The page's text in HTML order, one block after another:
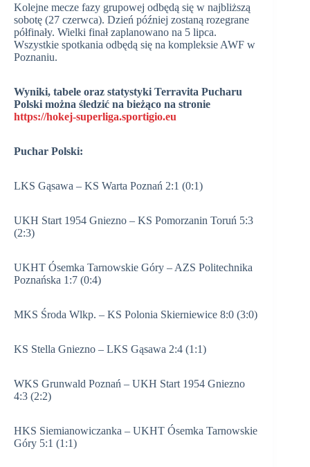
Kolejne mecze fazy grupowej odbędą się w najbliższą
sobotę (27 czerwca). Dzień później zostaną rozegrane
półfinały. Wielki finał zaplanowano na 5 lipca.
Wszystkie spotkania odbędą się na kompleksie AWF w
Poznaniu.
Wyniki, tabele oraz statystyki Terravita Pucharu
Polski można śledzić na bieżąco na stronie
https://hokej-superliga.sportigio.eu
Puchar Polski:
LKS Gąsawa – KS Warta Poznań 2:1 (0:1)
UKH Start 1954 Gniezno – KS Pomorzanin Toruń 5:3
(2:3)
UKHT Ósemka Tarnowskie Góry – AZS Politechnika
Poznańska 1:7 (0:4)
MKS Środa Wlkp. – KS Polonia Skierniewice 8:0 (3:0)
KS Stella Gniezno – LKS Gąsawa 2:4 (1:1)
WKS Grunwald Poznań – UKH Start 1954 Gniezno
4:3 (2:2)
HKS Siemianowiczanka – UKHT Ósemka Tarnowskie
Góry 5:1 (1:1)